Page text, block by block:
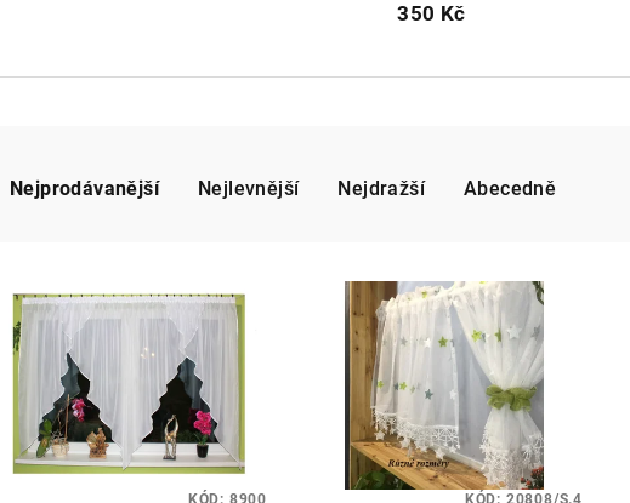
350 Kč
a
e
n
Nejprodávanější Nejlevnější Nejdražší Abecedně
V
ý
KÓD: 8900 KÓD: 20808/S.4